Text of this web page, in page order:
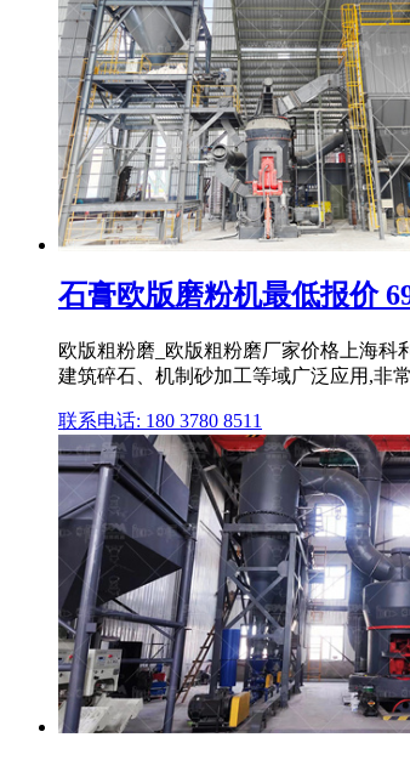
石膏欧版磨粉机最低报价
欧版粗粉磨_欧版粗粉磨厂家价格上海科
建筑碎石、机制砂加工等域广泛应用,非
联系电话: 180 3780 8511